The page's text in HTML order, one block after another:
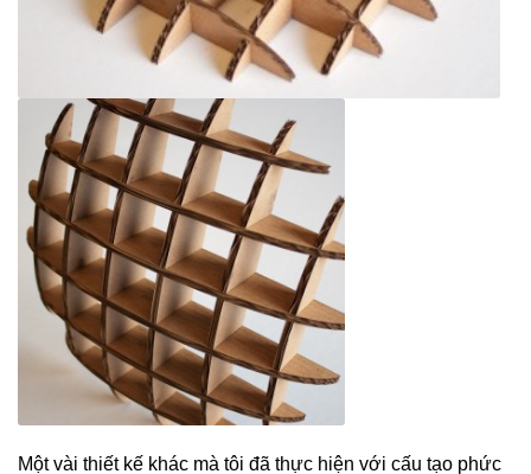
Một vài thiết kế khác mà tôi đã thực hiện với cấu tạo phức